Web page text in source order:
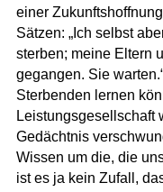
einer
Sätzen: „Ich selbst
sterben; meine Eltern
gegangen. Sie
Sterbenden lernen
Leistungsgesellschaft
Gedächtnis
Wissen um die, die
ist es ja kein Zufall,